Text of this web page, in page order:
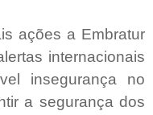
ações a Embratur
internacionais
insegurança no
a segurança dos